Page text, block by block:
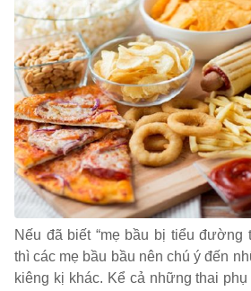
Nếu đã biết “mẹ bầu bị tiểu đường
thì các mẹ bầu bầu nên chú ý đến
kiêng kị khác. Kể cả những thai